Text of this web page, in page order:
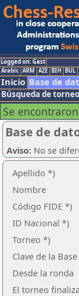
Logged on: Gast
Arabic ARM AZE BIH BUL
Inicio Base de
Búsqueda de
Se
Base de
Aviso: No se
Apellido *)
Nombre
Código FIDE *)
ID Nacional *)
Torneo *)
Clave de la
Desde la ronda
El torneo